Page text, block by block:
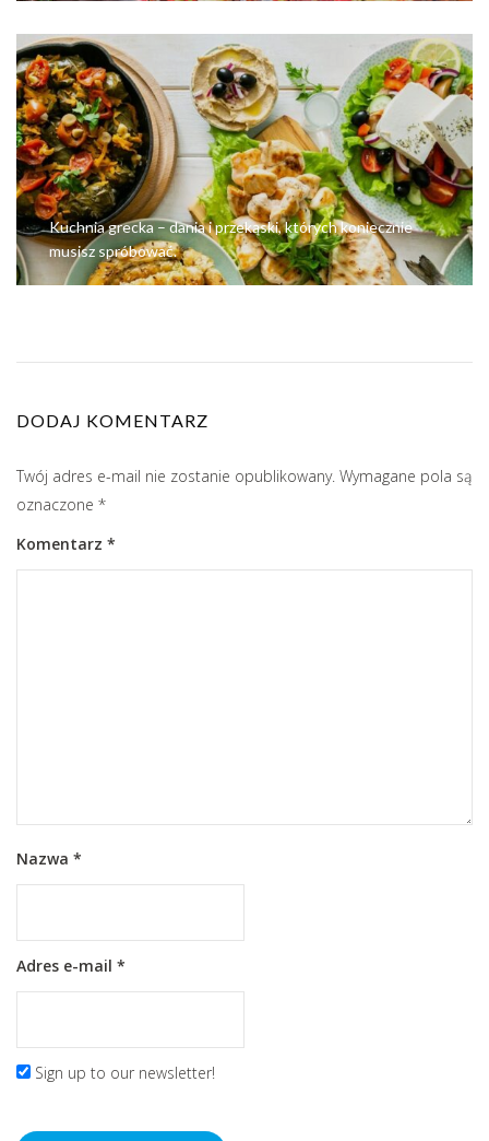
Kuchnia grecka – dania i przekąski, których koniecznie
musisz spróbować.
DODAJ KOMENTARZ
Twój adres e-mail nie zostanie opublikowany. Wymagane pola są
oznaczone *
Komentarz *
Nazwa *
Adres e-mail *
Sign up to our newsletter!